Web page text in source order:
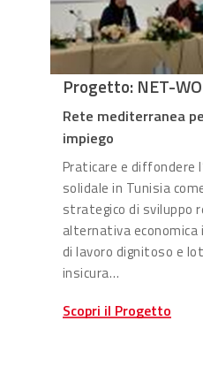
Progetto: NET-
Rete mediterranea
impiego
Praticare e diffondere
solidale in Tunisia
strategico di sviluppo
alternativa economica
di lavoro dignitoso e
insicura…
Scopri il Progetto